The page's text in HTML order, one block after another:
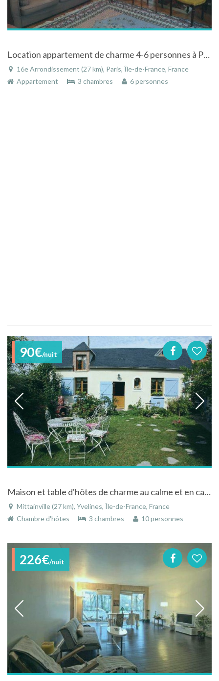
Location appartement de charme 4-6 personnes à Paris à 800 mètres de la Tour Eiffel
16e Arrondissement (27 km), Paris, Île-de-France, France
Appartement
3 chambres 6 personnes
90€/nuit
Maison et table d'hôtes de charme au calme et en campagne entre Versailles et Chartres à 1h de Paris
Mittainville (27 km), Yvelines, Île-de-France, France
Chambre d'hôtes
3 chambres 10 personnes
226€/nuit